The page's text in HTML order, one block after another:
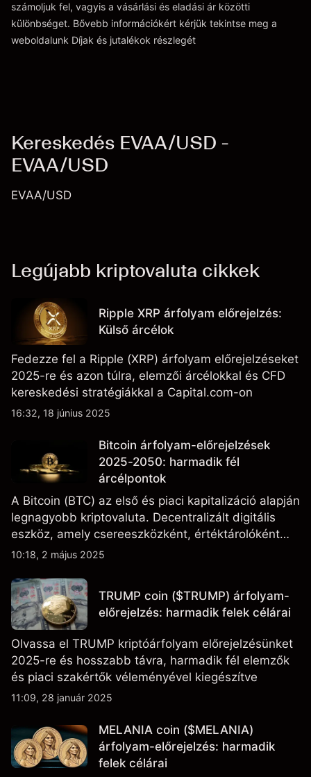
Ugrás a platformra
Díjak és jutalékokrészlegét
számoljuk fel, vagyis a vásárlási és eladási ár közötti
különbséget. Bővebb információkért kérjük tekintse meg a
weboldalunk Díjak és jutalékok részlegét
Kereskedés EVAA/USD -
EVAA/USD
EVAA/USD
Legújabb kriptovaluta cikkek
Ripple XRP árfolyam előrejelzés:
Külső árcélok
Fedezze fel a Ripple (XRP) árfolyam előrejelzéseket
2025-re és azon túlra, elemzői árcélokkal és CFD
kereskedési stratégiákkal a Capital.com-on
16:32, 18 június 2025
Bitcoin árfolyam-előrejelzések
2025-2050: harmadik fél
árcélpontok
A Bitcoin (BTC) az első és piaci kapitalizáció alapján
legnagyobb kriptovaluta. Decentralizált digitális
eszköz, amely csereeszközként, értéktárolóként
szolgál, és gyakran tekintik potenciális fedezeti
10:18, 2 május 2025
TRUMP coin ($TRUMP) árfolyam-
előrejelzés: harmadik felek célárai
Olvassa el TRUMP kriptóárfolyam előrejelzésünket
2025-re és hosszabb távra, harmadik fél elemzők
és piaci szakértők véleményével kiegészítve
11:09, 28 január 2025
MELANIA coin ($MELANIA)
árfolyam-előrejelzés: harmadik
felek célárai